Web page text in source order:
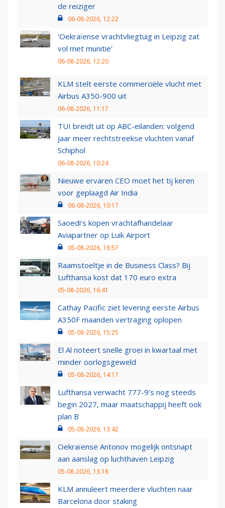
de reiziger
06-08-2026, 12:22
'Oekraïense vrachtvliegtuig in Leipzig zat
vol met munitie'
06-08-2026, 12:20
KLM stelt eerste commerciële vlucht met
Airbus A350-900 uit
06-08-2026, 11:17
TUI breidt uit op ABC-eilanden: volgend
jaar meer rechtstreekse vluchten vanaf
Schiphol
06-08-2026, 10:24
Nieuwe ervaren CEO moet het tij keren
voor geplaagd Air India
06-08-2026, 10:17
Saoedi’s kopen vrachtafhandelaar
Aviapartner op Luik Airport
05-08-2026, 16:57
Raamstoeltje in de Business Class? Bij
Lufthansa kost dat 170 euro extra
05-08-2026, 16:41
Cathay Pacific ziet levering eerste Airbus
A350F maanden vertraging oplopen
05-08-2026, 15:25
El Al noteert snelle groei in kwartaal met
minder oorlogsgeweld
05-08-2026, 14:17
Lufthansa verwacht 777-9’s nog steeds
begin 2027, maar maatschappij heeft ook
plan B
05-08-2026, 13:42
Oekraïense Antonov mogelijk ontsnapt
aan aanslag op luchthaven Leipzig
05-08-2026, 13:18
KLM annuleert meerdere vluchten naar
Barcelona door staking